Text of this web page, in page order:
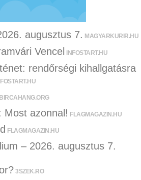
augusztus 7. MAGYARKURIR.HU
Vencel INFOSTART.HU
rendőrségi kihallgatásra
BIRCAHANG.ORG
Most azonnal! FLAGMAGAZIN.HU
FLAGMAGAZIN.HU
– 2026. augusztus 7.
3SZEK.RO